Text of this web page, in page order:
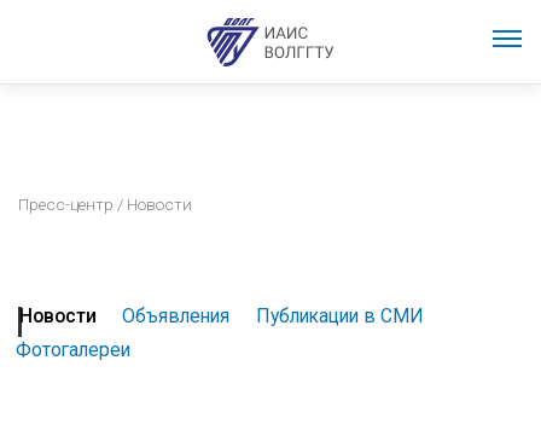
Пресс-центр / Новости
Новости Объявления
Публикации в СМИ
Фотогалереи